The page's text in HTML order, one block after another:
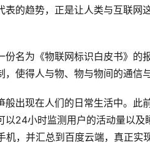
的趋势，正是让人类与互联网
份名为《物联网标识白皮书》的
使得人与物、物与物间的通信
出现在人们的日常生活中。此
24小时监测用户的活动量以
，并汇总到百度云端，真正实